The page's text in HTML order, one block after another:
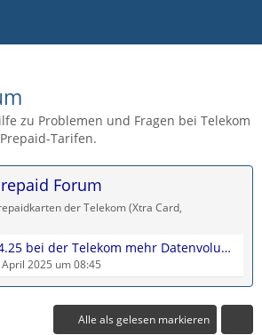
zu Problemen und Fragen bei Telekom
Tarifen.
Forum
der Telekom (Xtra Card,
bei der Telekom mehr Datenvolumen im Prepaid
2025 um 08:45
Alle als gelesen markieren